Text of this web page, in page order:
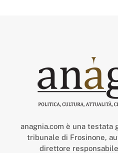
anagnia.com è una
tribunale di Frosinone,
direttore